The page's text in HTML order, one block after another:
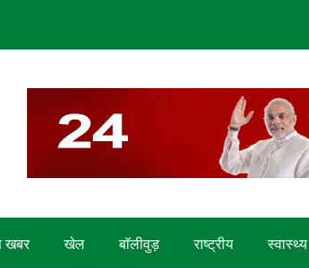
खबर खेल बाॅलीवुड़ राष्ट्रीय स्वास्थ्य